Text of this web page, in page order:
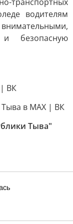
водителям
безопасную
| ВК
Тыва в МАХ | ВК
Тыва"